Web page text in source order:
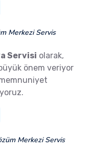
Merkezi Servis
Servisi olarak,
önem veriyor
Merkezi Servis